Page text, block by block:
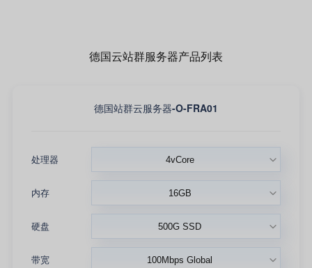
德国云站群服务器产品列表
德国站群云服务器-O-FRA01
处理器
内存
硬盘
带宽